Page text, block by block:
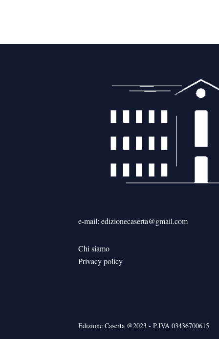
e-mail: edizionecaserta@gmail.com
Chi siamo
Privacy policy
Edizione Caserta @2023 - P.IVA 03436700615